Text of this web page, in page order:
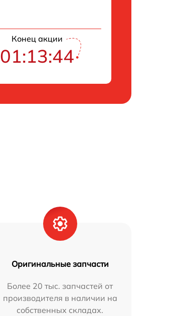
Конец акции
01:13:43
Оригинальные запчасти
Более 20 тыс. запчастей от
производителя в наличии на
собственных складах.